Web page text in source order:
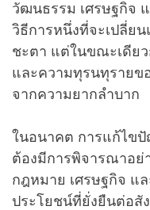
วัฒนธรรม เศรษฐกิจ
วิธีการหนึ่งที่จะเปลี่ย
ชะตา แต่ในขณะเดีย
และความทุรนทุรายข
จากความยากลำบาก
ในอนาคต การแก้ไขปั
ต้องมีการพิจารณาอย่
กฎหมาย เศรษฐกิจ แ
ประโยชน์ที่ยั่งยืนต่อสั